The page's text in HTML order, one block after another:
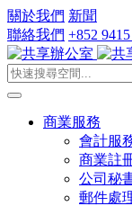
關於我們 新聞
聯絡我們 +852
商業服務
會計服
商業註
公司秘
郵件處